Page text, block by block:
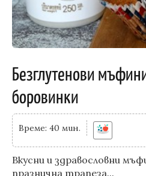
Безглутенови
боровинки
Време: 40 мин.
Вкусни и здравословни
празнична трапеза...